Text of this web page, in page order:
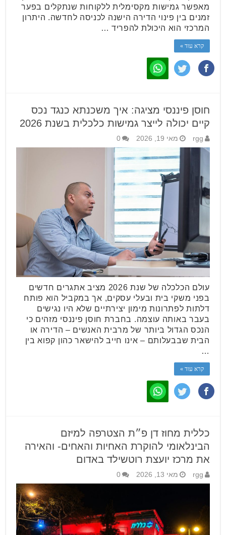
מאפשר גמישות מקסימלית ללקוחות שנתקלים בפער
זמנים בין פינוי הדירה הישנה לכניסה לחדשה. היתרון
המרכזי הוא היכולת להפריד …
קרא עוד »
חוסן פיננסי מציגה: איך משכנתא כנגד נכס
קיים יכולה לייצר גמישות כלכלית בשנת 2026
rgg מאי 19, 2026 0
עולם הכלכלה של שנת 2026 מציב אתגרים חדשים
בפני משקי בית ובעלי עסקים, אך במקביל הוא פותח
דלתות לפתרונות מימון יצירתיים שלא היו נגישים
בעבר באותה עוצמה. בחברת חוסן פיננסי מזהים כי
הנכס הגדול ביותר של מרבית האנשים – הדירה או
הבית שבבעלותם – אינו חייב להישאר כהון קפוא בין
…
קרא עוד »
כללית מחוז דן פ״ת הצטרפה למיזם
הבינלאומי להוקרת האחיות והאחים- והאירה
את מרכז יועצת רוטשילד באדום
rgg מאי 13, 2026 0